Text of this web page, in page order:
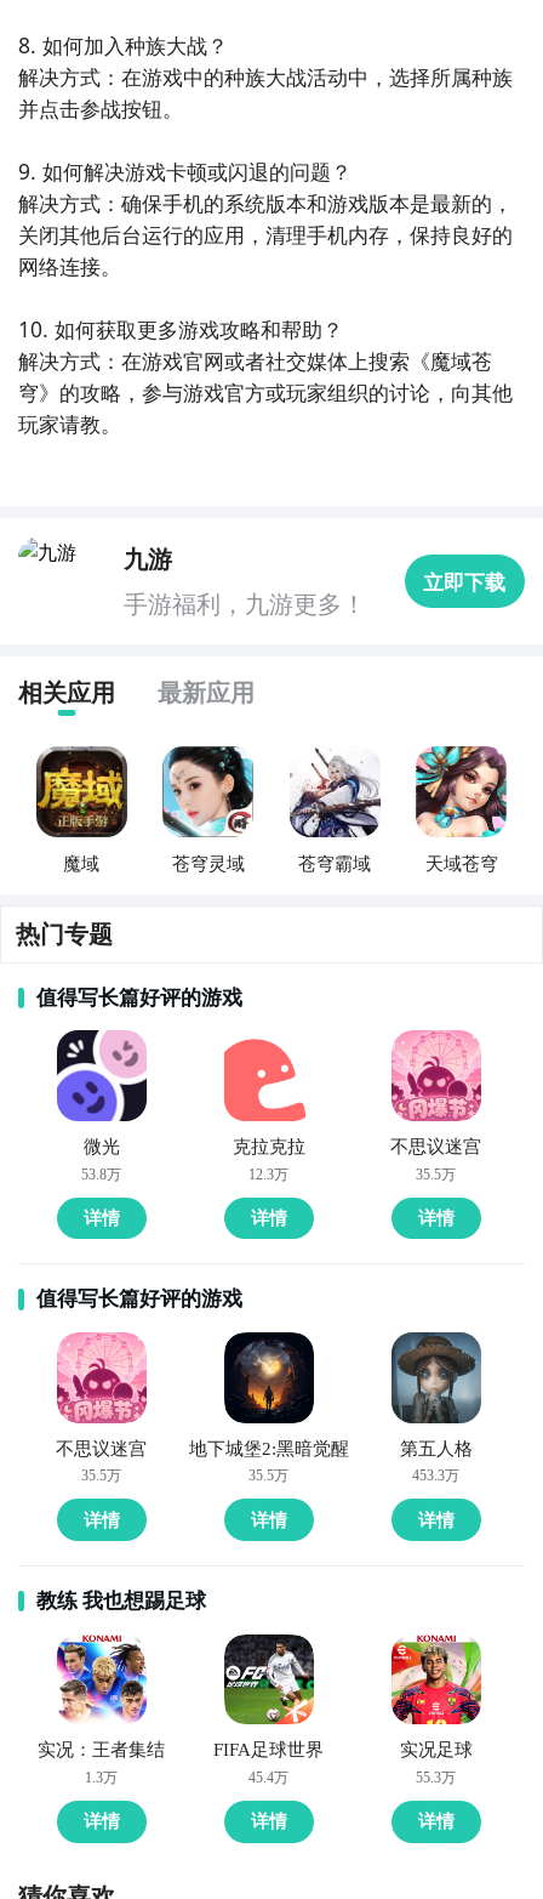
8. 如何加入种族大战？
解决方式：在游戏中的种族大战活动中，选择所属种族
并点击参战按钮。
9. 如何解决游戏卡顿或闪退的问题？
解决方式：确保手机的系统版本和游戏版本是最新的，
关闭其他后台运行的应用，清理手机内存，保持良好的
网络连接。
10. 如何获取更多游戏攻略和帮助？
解决方式：在游戏官网或者社交媒体上搜索《魔域苍
穹》的攻略，参与游戏官方或玩家组织的讨论，向其他
玩家请教。
九游
手游福利，九游更多！
立即下载
相关应用 最新应用
魔域 苍穹灵域 苍穹霸域 天域苍穹
热门专题
值得写长篇好评的游戏
微光
53.8万
详情
克拉克拉
12.3万
详情
不思议迷宫
35.5万
详情
值得写长篇好评的游戏
不思议迷宫
35.5万
详情
地下城堡2:黑暗觉醒
35.5万
详情
第五人格
453.3万
详情
教练 我也想踢足球
实况：王者集结
1.3万
详情
FIFA足球世界
45.4万
详情
实况足球
55.3万
详情